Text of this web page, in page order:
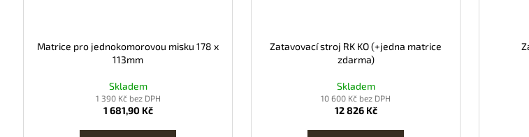
Matrice pro jednokomorovou misku 178 x
113mm
Skladem
1 390 Kč bez DPH
1 681,90 Kč
Zatavovací stroj RK KO (+jedna matrice
zdarma)
Skladem
10 600 Kč bez DPH
12 826 Kč